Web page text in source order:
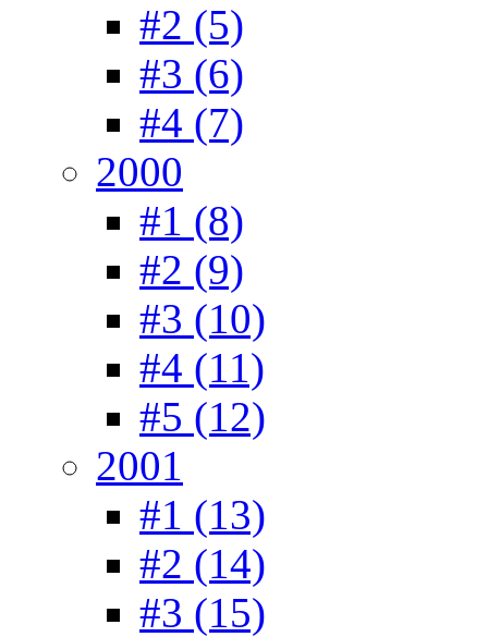
#2 (5)
#3 (6)
#4 (7)
2000
#1 (8)
#2 (9)
#3 (10)
#4 (11)
#5 (12)
2001
#1 (13)
#2 (14)
#3 (15)